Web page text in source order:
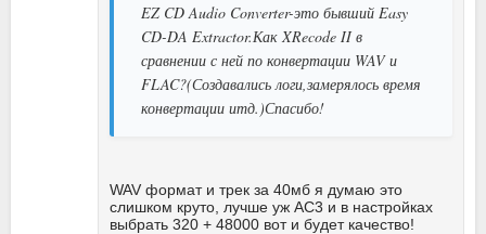
EZ CD Audio Converter-это бывший Easy
CD-DA Extractor.Как XRecode II в
сравнении с ней по конвертации WAV и
FLAC?(Создавались логи,замерялось время
конвертации итд.)Спасибо!
WAV формат и трек за 40мб я думаю это
слишком круто, лучше уж AC3 и в настройках
выбрать 320 + 48000 вот и будет качество!